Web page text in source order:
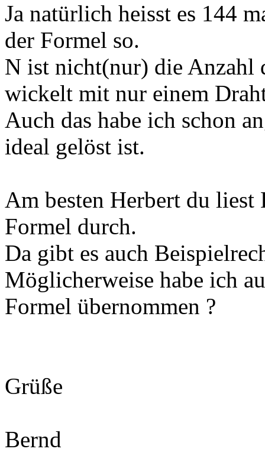
Ja natürlich heisst es 144
der Formel so.
N ist nicht(nur) die Anzahl
wickelt mit nur einem
Auch das habe ich schon
ideal gelöst ist.
Am besten Herbert du liest
Formel durch.
Da gibt es auch
Möglicherweise habe ich
Formel übernommen ?
Grüße
Bernd